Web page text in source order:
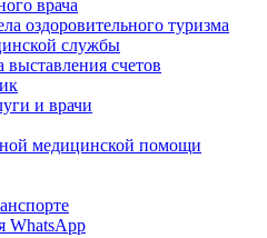
врача
оздоровительного туризма
службы
выставления счетов
и врачи
медицинской помощи
WhatsApp